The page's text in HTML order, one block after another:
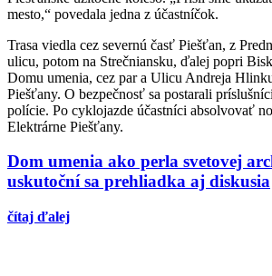
mesto,“ povedala jedna z účastníčok.
Trasa viedla cez severnú časť Piešťan, z
ulicu, potom na Strečniansku, ďalej popri
Domu umenia, cez par a Ulicu Andreja
Piešťany. O bezpečnosť sa postarali
polície. Po cyklojazde účastníci absolvovať
Elektrárne Piešťany.
Dom umenia ako perla svetovej
uskutoční sa prehliadka aj diskusia
čítaj ďalej